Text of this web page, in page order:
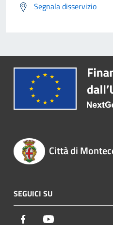
Segnala disservizio
Città di
SEGUICI SU
Facebook